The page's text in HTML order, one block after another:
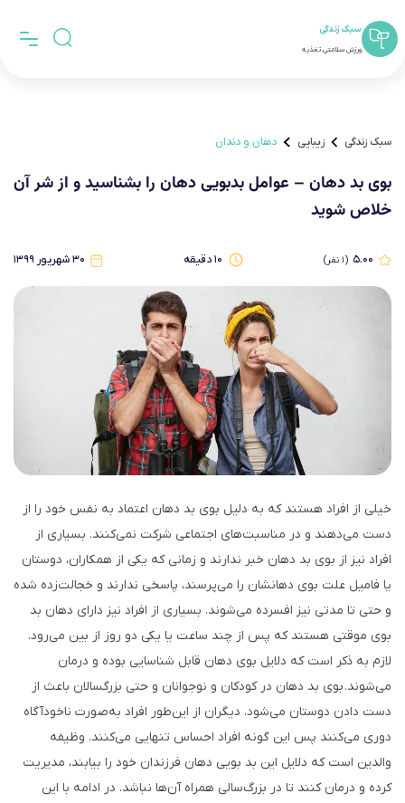
سبک زندگی
ورزش سلامتی تغذیه
سبک زندگی زیبایی دهان و دندان
بوی بد دهان – عوامل بدبویی دهان را بشناسید و از شر آن
خلاص شوید
۵.۰۰ (۱نفر) ۱۰دقیقه ۳۰ شهریور ۱۳۹۹
خیلی از افراد هستند که به دلیل بوی بد دهان اعتماد به نفس خود را از
دست می‌دهند و در مناسبت‌های اجتماعی شرکت نمی‌کنند. بسیاری از
افراد نیز از بوی بد دهان خبر ندارند و زمانی که یکی از همکاران، دوستان
یا فامیل علت بوی دهانشان را می‌پرسند، پاسخی ندارند و خجالت‌زده شده
و حتی تا مدتی نیز افسرده می‌شوند. بسیاری از افراد نیز دارای دهان بد
بوی موقتی هستند که پس از چند ساعت یا یکی دو روز از بین می‌رود.
لازم به ذکر است که دلایل بوی دهان قابل شناسایی بوده و درمان
می‌شوند. بوی بد دهان در کودکان و نوجوانان و حتی بزرگسالان باعث از
دست دادن دوستان می‌شود. دیگران از این‌طور افراد به‌صورت ناخودآگاه
دوری می‌کنند پس این گونه افراد احساس تنهایی می‌کنند. وظیفه
والدین است که دلایل این بد بویی دهان فرزندان خود را بیابند، مدیریت
کرده و درمان کنند تا در بزرگ‌سالی همراه آن‌ها نباشد. در ادامه با این